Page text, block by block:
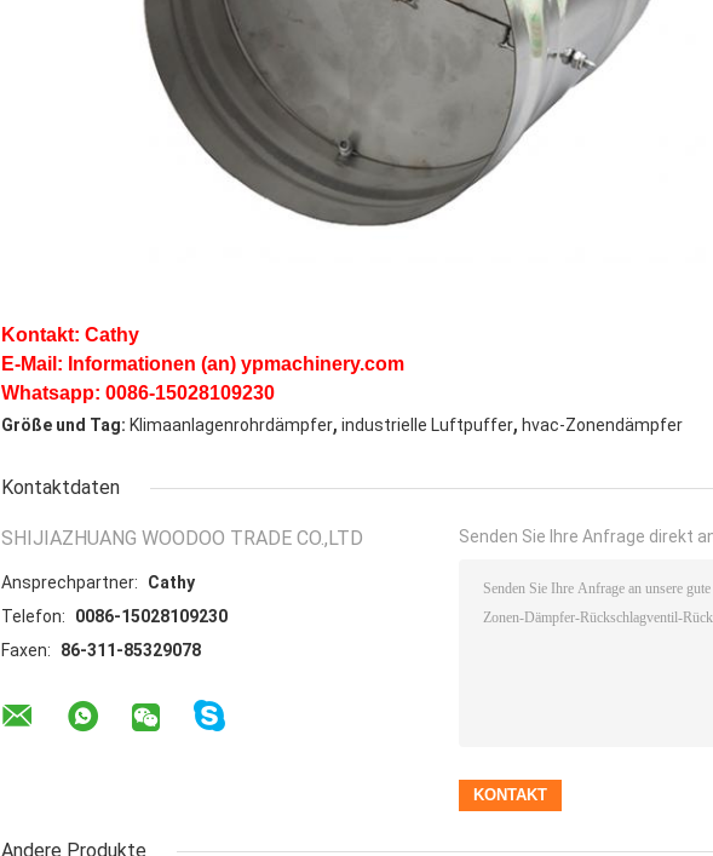
Kontakt: Cathy
E-Mail: Informationen (an) ypmachinery.com
Whatsapp: 0086-15028109230
Größe und Tag: Klimaanlagenrohrdämpfer, industrielle Luftpuffer, hvac-Zonendämpfer
Kontaktdaten
SHIJIAZHUANG WOODOO TRADE CO.,LTD
Ansprechpartner:
Cathy
Telefon:
0086-15028109230
Faxen:
86-311-85329078
Senden Sie Ihre Anfrage direkt
Andere Produkte